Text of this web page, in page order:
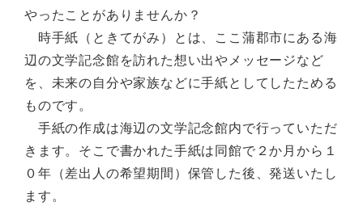
やったことがありませんか？
時手紙（ときてがみ）とは、ここ蒲郡市にある海
辺の文学記念館を訪れた想い出やメッセージなど
を、未来の自分や家族などに手紙としてしたためる
ものです。
手紙の作成は海辺の文学記念館内で行っていただ
きます。そこで書かれた手紙は同館で２か月から１
０年（差出人の希望期間）保管した後、発送いたし
ます。